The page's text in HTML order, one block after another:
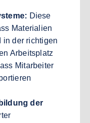
Diese
Materialien
in der richtigen
Arbeitsplatz
Mitarbeiter
der